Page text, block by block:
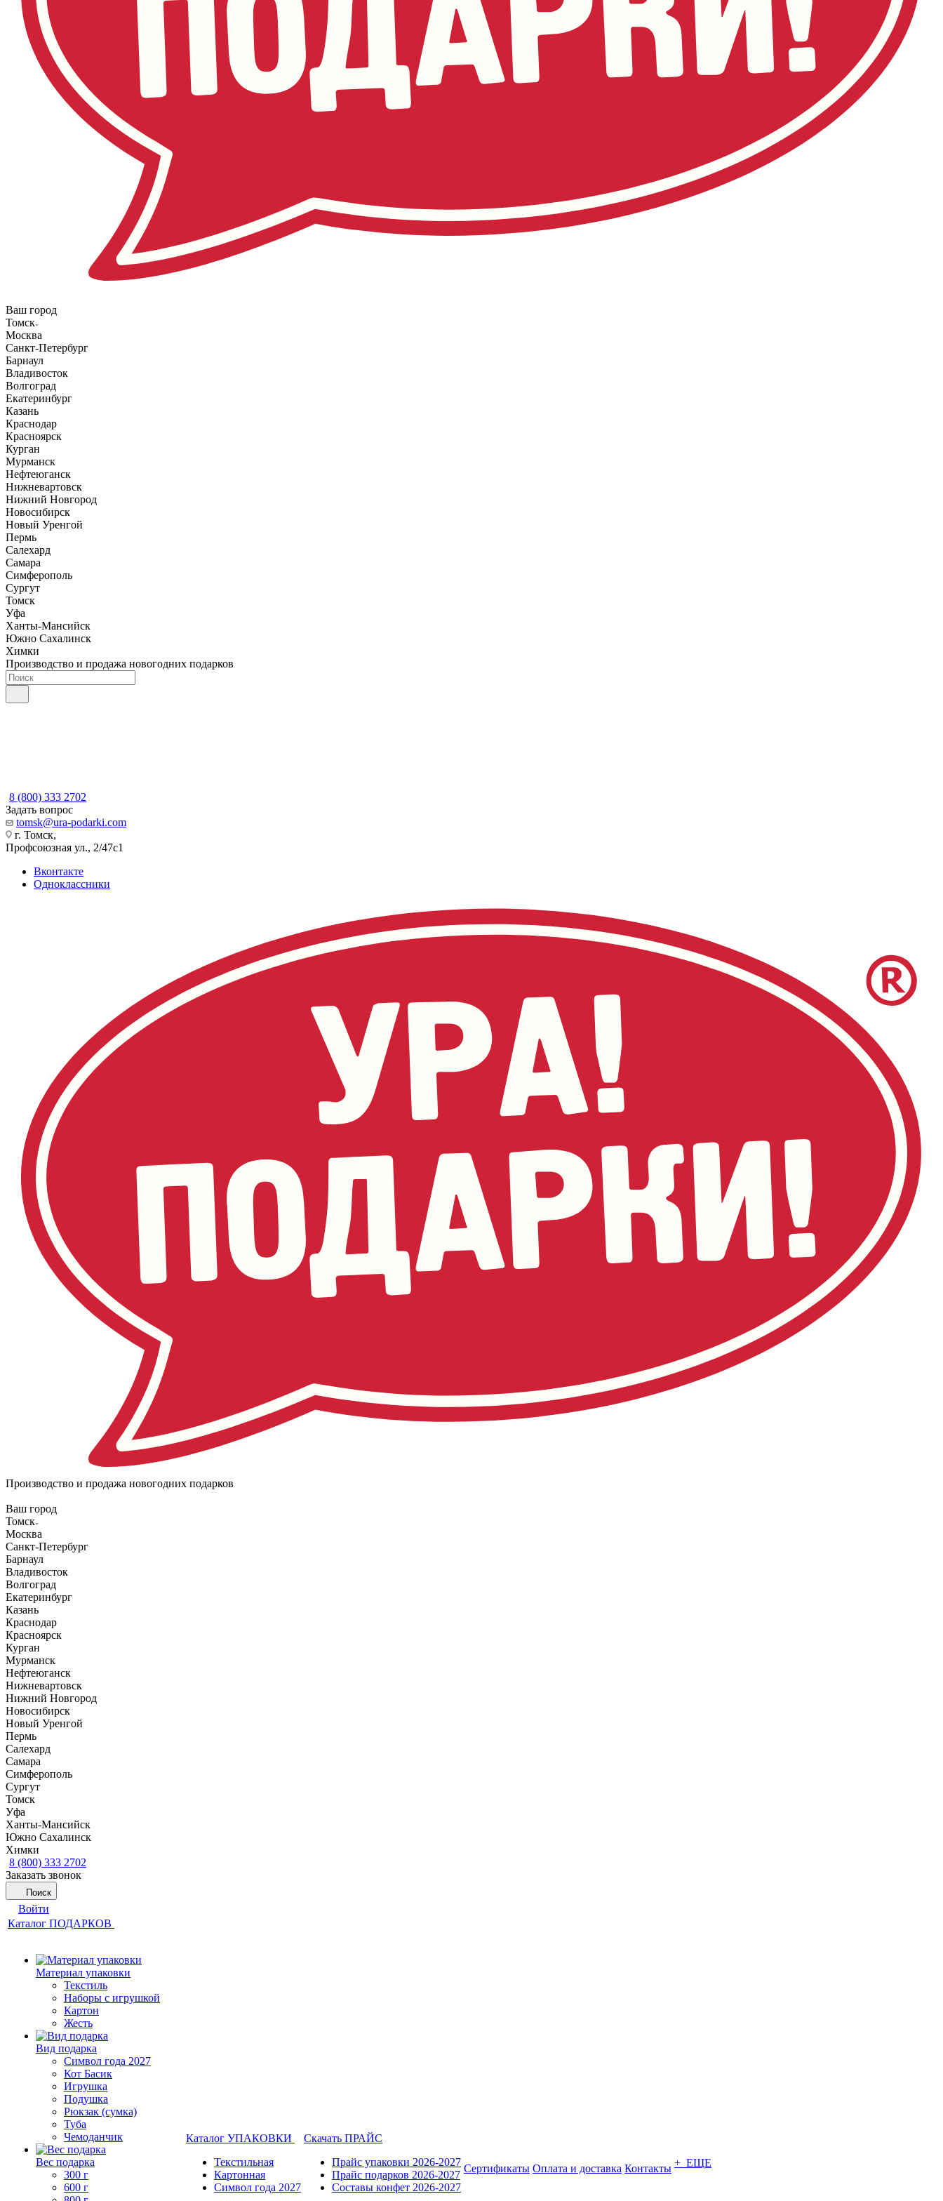
Ваш город
Томск
Москва
Санкт-Петербург
Барнаул
Владивосток
Волгоград
Екатеринбург
Казань
Краснодар
Красноярск
Курган
Мурманск
Нефтеюганск
Нижневартовск
Нижний Новгород
Новосибирск
Новый Уренгой
Пермь
Салехард
Самара
Симферополь
Сургут
Томск
Уфа
Ханты-Мансийск
Южно Сахалинск
Химки
Производство и продажа новогодних подарков
8 (800) 333 2702
Задать вопрос
tomsk@ura-podarki.com
г. Томск,
Профсоюзная ул., 2/47с1
Вконтакте
Одноклассники
Производство и продажа новогодних подарков
Ваш город
Томск
Москва
Санкт-Петербург
Барнаул
Владивосток
Волгоград
Екатеринбург
Казань
Краснодар
Красноярск
Курган
Мурманск
Нефтеюганск
Нижневартовск
Нижний Новгород
Новосибирск
Новый Уренгой
Пермь
Салехард
Самара
Симферополь
Сургут
Томск
Уфа
Ханты-Мансийск
Южно Сахалинск
Химки
8 (800) 333 2702
Заказать звонок
Поиск
Войти
Каталог ПОДАРКОВ
Материал упаковки
Текстиль
Наборы с игрушкой
Картон
Жесть
Вид подарка
Символ года 2027
Кот Басик
Игрушка
Подушка
Рюкзак (сумка)
Туба
Чемоданчик
Вес подарка
300 г
600 г
Каталог УПАКОВКИ
Текстильная
Картонная
Символ года 2027
Скачать ПРАЙС
Прайс упаковки 2026-2027
Прайс подарков 2026-2027
Составы конфет 2026-2027
Сертификаты Оплата и доставка Контакты + ЕЩЕ